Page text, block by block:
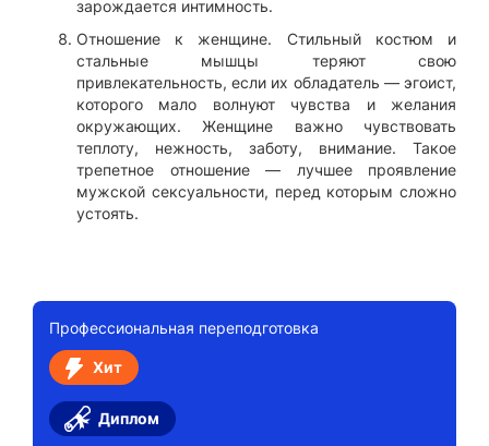
зарождается интимность.
Отношение к женщине. Стильный костюм и
стальные мышцы теряют свою
привлекательность, если их обладатель — эгоист,
которого мало волнуют чувства и желания
окружающих. Женщине важно чувствовать
теплоту, нежность, заботу, внимание. Такое
трепетное отношение — лучшее проявление
мужской сексуальности, перед которым сложно
устоять.
Профессиональная переподготовка
Хит
Диплом